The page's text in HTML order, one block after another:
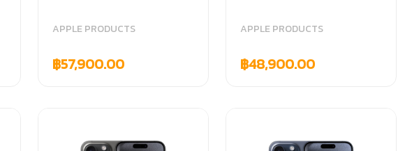
APPLE PRODUCTS
฿57,900.00
APPLE PRODUCTS
฿48,900.00